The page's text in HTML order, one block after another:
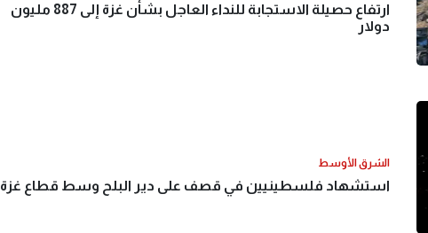
ارتفاع حصيلة الاستجابة للنداء العاجل بشأن غزة إلى 887 مليون
دولار
الشرق الأوسط
استشهاد فلسطينيين في قصف على دير البلح وسط قطاع غزة